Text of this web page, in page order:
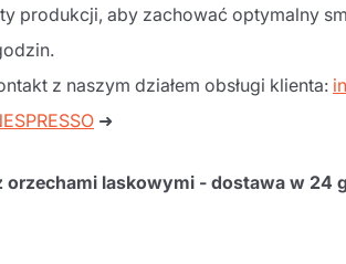
produkcji, aby zachować optymalny
z naszym działem obsługi klienta:
➜
laskowymi - dostawa w 24